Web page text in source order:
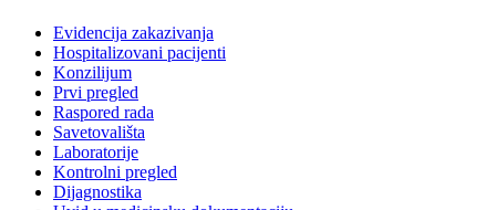
Evidencija zakazivanja
Hospitalizovani pacijenti
Konzilijum
Prvi pregled
Raspored rada
Savetovališta
Laboratorije
Kontrolni pregled
Dijagnostika